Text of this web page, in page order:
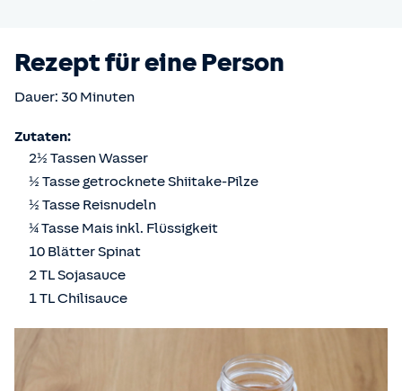
Rezept für eine Person
Dauer: 30 Minuten
Zutaten:
2½ Tassen Wasser
½ Tasse getrocknete Shiitake-Pilze
½ Tasse Reisnudeln
¼ Tasse Mais inkl. Flüssigkeit
10 Blätter Spinat
2 TL Sojasauce
1 TL Chilisauce